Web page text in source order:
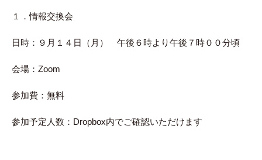
１．情報交換会
日時：９月１４日（月） 午後６時より午後７時００分頃
会場：Zoom
参加費：無料
参加予定人数：Dropbox内でご確認いただけます